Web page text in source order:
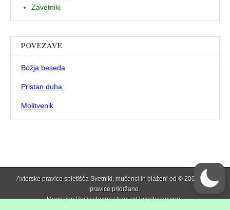
Zavetniki
POVEZAVE
Božja beseda
Pristan duha
Molitvenik
Avtorske pravice spletišča Svetniki, mučenci in blaženi od © 2006 . Vse
pravice pridržane.
Magazine Basic shema strani odbavotasan.com.